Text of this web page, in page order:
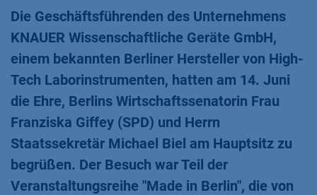
Die Geschäftsführenden des Unternehmens
KNAUER Wissenschaftliche Geräte GmbH,
einem bekannten Berliner Hersteller von High-
Tech Laborinstrumenten, hatten am 14. Juni
die Ehre, Berlins Wirtschaftssenatorin Frau
Franziska Giffey (SPD) und Herrn
Staatssekretär Michael Biel am Hauptsitz zu
begrüßen. Der Besuch war Teil der
Veranstaltungsreihe "Made in Berlin", die von